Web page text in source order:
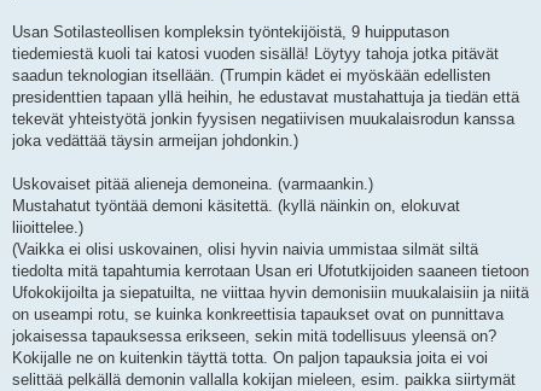
Usan Sotilasteollisen kompleksin työntekijöistä, 9 huipputason
tiedemiestä kuoli tai katosi vuoden sisällä! Löytyy tahoja jotka pitävät
saadun teknologian itsellään. (Trumpin kädet ei myöskään edellisten
presidenttien tapaan yllä heihin, he edustavat mustahattuja ja tiedän että
tekevät yhteistyötä jonkin fyysisen negatiivisen muukalaisrodun kanssa
joka vedättää täysin armeijan johdonkin.)
Uskovaiset pitää alieneja demoneina. (varmaankin.)
Mustahatut työntää demoni käsitettä. (kyllä näinkin on, elokuvat
liioittelee.)
(Vaikka ei olisi uskovainen, olisi hyvin naivia ummistaa silmät siltä
tiedolta mitä tapahtumia kerrotaan Usan eri Ufotutkijoiden saaneen tietoon
Ufokokijoilta ja siepatuilta, ne viittaa hyvin demonisiin muukalaisiin ja niitä
on useampi rotu, se kuinka konkreettisia tapaukset ovat on punnittava
jokaisessa tapauksessa erikseen, sekin mitä todellisuus yleensä on?
Kokijalle ne on kuitenkin täyttä totta. On paljon tapauksia joita ei voi
selittää pelkällä demonin vallalla kokijan mieleen, esim. paikka siirtymät